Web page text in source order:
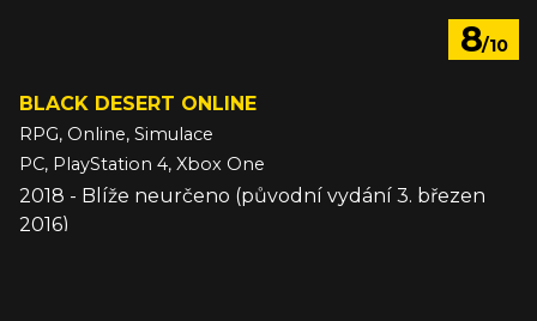
8/10
BLACK DESERT ONLINE
RPG, Online, Simulace
PC, PlayStation 4, Xbox One
2018 - Blíže neurčeno (původní vydání 3. březen
2016)